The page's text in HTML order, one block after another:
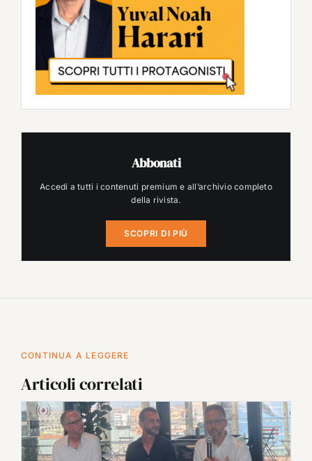
Abbonati
Accedi a tutti i contenuti premium e all’archivio completo
della rivista.
SCOPRI DI PIÙ
CONTINUA A LEGGERE
Articoli correlati